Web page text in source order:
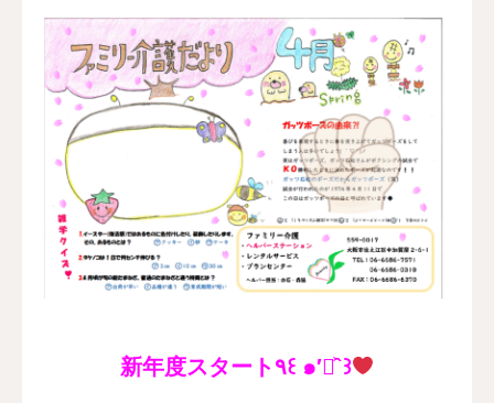
新年度スタート٩꒰ ๑′◡͐`꒱